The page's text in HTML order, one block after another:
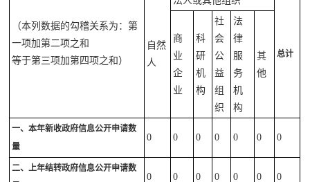
（本列数据的勾稽关系为：第
一项加第二项之和
等于第三项加第四项之和）
自然
人
总计
商
业
企
业
科
研
机
构
社
会
公
益
组
织
法
律
服
务
机
构
其
他
一、本年新收政府信息公开申请数
量
0 0 0 0 0 0 0
二、上年结转政府信息公开申请数
0 0 0 0 0 0 0